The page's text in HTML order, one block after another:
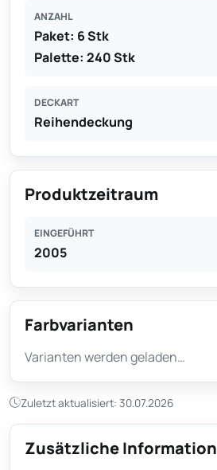
ANZAHL
Paket: 6 Stk
Palette: 240 Stk
DECKART
Reihendeckung
Produktzeitraum
EINGEFÜHRT
2005
Farbvarianten
Varianten werden geladen…
Zuletzt aktualisiert: 30.07.2026
Zusätzliche Information